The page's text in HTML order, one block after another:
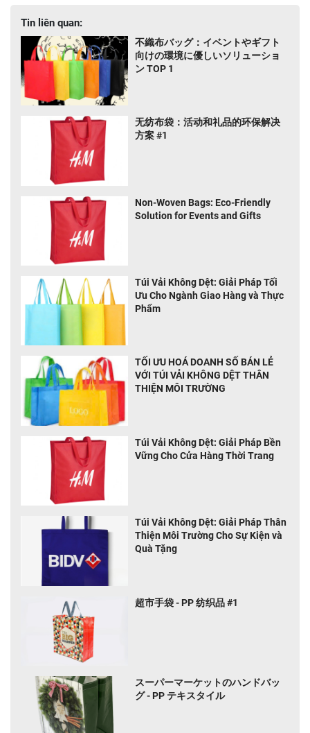
Tin liên quan:
不織布バッグ：イベントやギフト
向けの環境に優しいソリューショ
ン TOP 1
无纺布袋：活动和礼品的环保解决
方案 #1
Non-Woven Bags: Eco-Friendly
Solution for Events and Gifts
Túi Vải Không Dệt: Giải Pháp Tối
Ưu Cho Ngành Giao Hàng và Thực
Phẩm
TỐI ƯU HOÁ DOANH SỐ BÁN LẺ
VỚI TÚI VẢI KHÔNG DỆT THÂN
THIỆN MÔI TRƯỜNG
Túi Vải Không Dệt: Giải Pháp Bền
Vững Cho Cửa Hàng Thời Trang
Túi Vải Không Dệt: Giải Pháp Thân
Thiện Môi Trường Cho Sự Kiện và
Quà Tặng
超市手袋 - PP 纺织品 #1
スーパーマーケットのハンドバッ
グ - PP テキスタイル